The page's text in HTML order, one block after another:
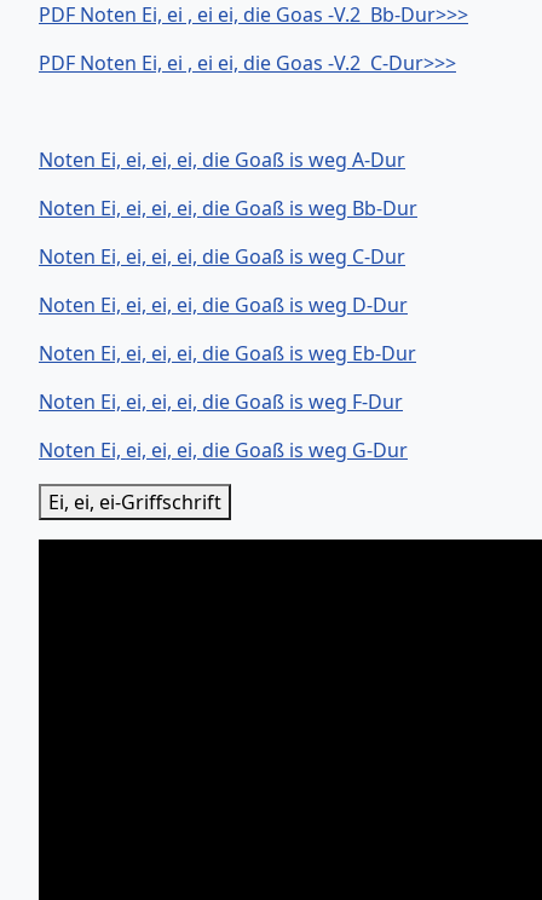
PDF Noten Ei, ei , ei ei, die Goas -V.2 Bb-Dur>>>
PDF Noten Ei, ei , ei ei, die Goas -V.2 C-Dur>>>
Noten Ei, ei, ei, ei, die Goaß is weg A-Dur
Noten Ei, ei, ei, ei, die Goaß is weg Bb-Dur
Noten Ei, ei, ei, ei, die Goaß is weg C-Dur
Noten Ei, ei, ei, ei, die Goaß is weg D-Dur
Noten Ei, ei, ei, ei, die Goaß is weg Eb-Dur
Noten Ei, ei, ei, ei, die Goaß is weg F-Dur
Noten Ei, ei, ei, ei, die Goaß is weg G-Dur
Ei, ei, ei-Griffschrift